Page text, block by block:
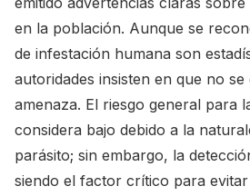
en la población. Aunque se
de infestación humana son
autoridades insisten en que no
amenaza. El riesgo general para
considera bajo debido a la
parásito; sin embargo, la
siendo el factor crítico para